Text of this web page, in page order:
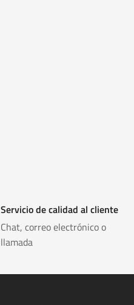
Servicio de calidad al cliente
Chat, correo electrónico o
llamada